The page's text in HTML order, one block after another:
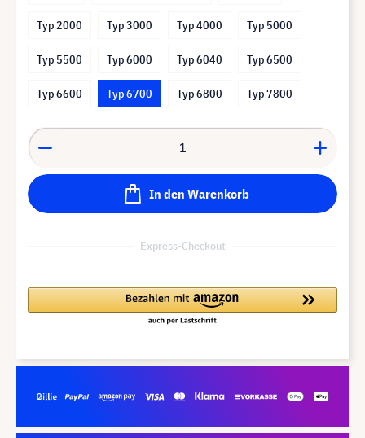
Typ 2000 Typ 3000 Typ 4000 Typ 5000
Typ 5500 Typ 6000 Typ 6040 Typ 6500
Typ 6600 Typ 6700 Typ 6800 Typ 7800
In den Warenkorb
Express-Checkout